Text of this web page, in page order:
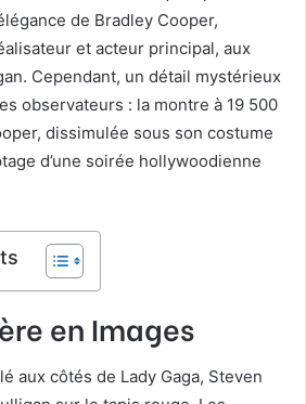
de Bradley Cooper,
et acteur principal, aux
Cependant, un détail mystérieux
observateurs : la montre à 19 500
dissimulée sous son costume
d’une soirée hollywoodienne
en Images
aux côtés de Lady Gaga, Steven